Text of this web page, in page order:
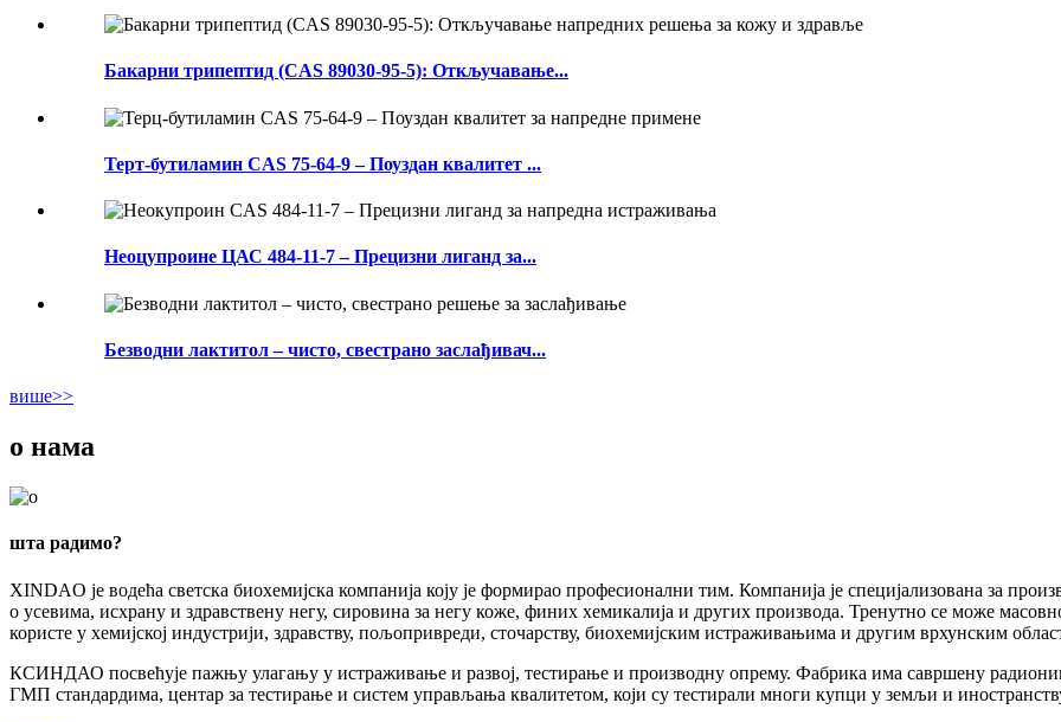
Бакарни трипептид (CAS 89030-95-5): Откључавање...
Терт-бутиламин CAS 75-64-9 – Поуздан квалитет ...
Неоцупроине ЦАС 484-11-7 – Прецизни лиганд за...
Безводни лактитол – чисто, свестрано заслађивач...
више>>
о нама
шта радимо?
XINDAO је водећа светска биохемијска компанија коју је формирао професионални тим. Компанија је специјализована за
о усевима, исхрану и здравствену негу, сировина за негу коже, финих хемикалија и других производа. Тренутно се може
користе у хемијској индустрији, здравству, пољопривреди, сточарству, биохемијским истраживањима и другим врхунским
КСИНДАО посвећује пажњу улагању у истраживање и развој, тестирање и производну опрему. Фабрика има савршену
ГМП стандардима, центар за тестирање и систем управљања квалитетом, који су тестирали многи купци у земљи и